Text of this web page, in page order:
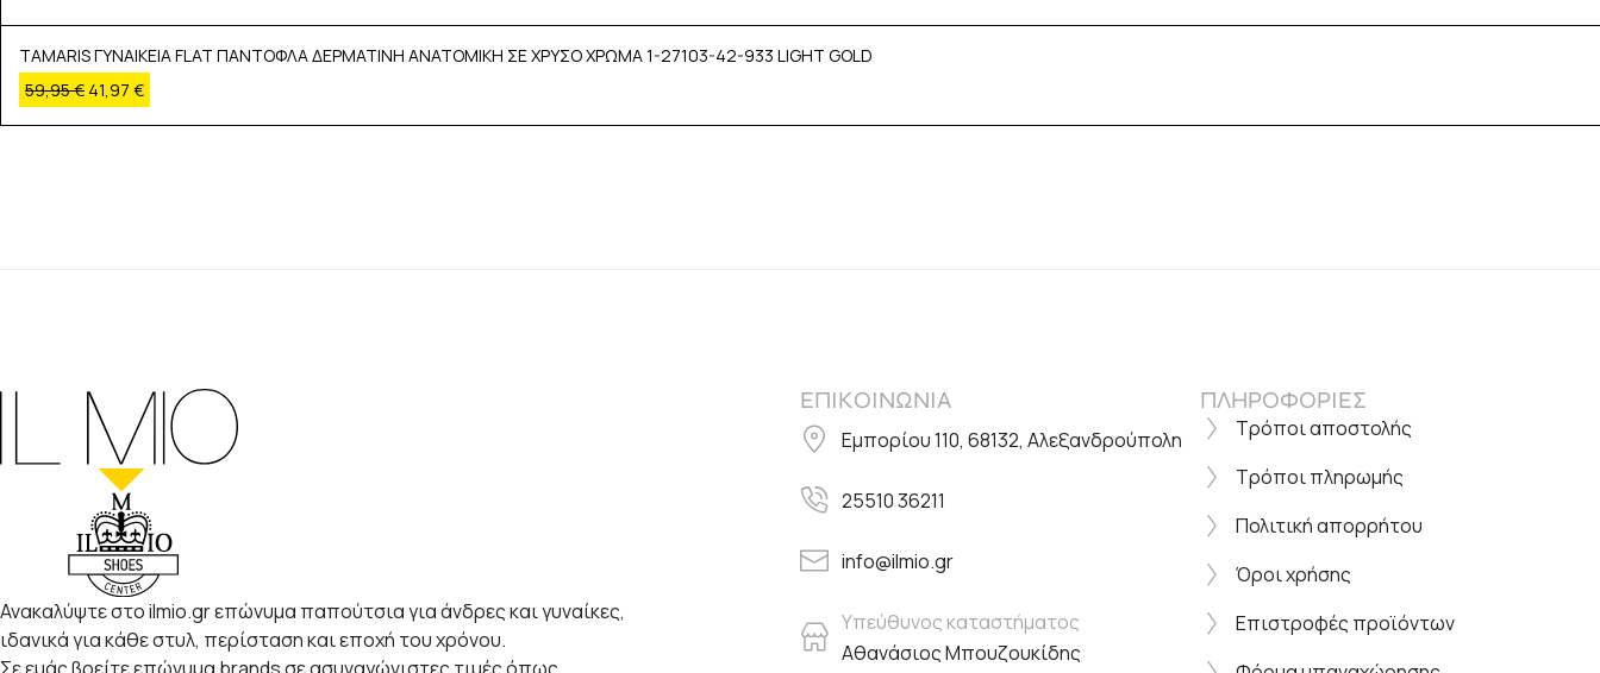
TAMARIS ΓΥΝΑΙΚΕΙΑ FLAT ΠΑΝΤΟΦΛΑ ΔΕΡΜΑΤΙΝΗ ΑΝΑΤΟΜΙΚΗ ΣΕ ΧΡΥΣΟ ΧΡΩΜΑ 1-27103-42-933 LIGHT GOLD
59,95€ 41,97 €
Ανακαλύψτε στο ilmio.gr επώνυμα παπούτσια για άνδρες και γυναίκες,
ιδανικά για κάθε στυλ, περίσταση και εποχή του χρόνου.
ΕΠΙΚΟΙΝΩΝΙΑ
Εμπορίου 110, 68132, Αλεξανδρούπολη
25510 36211
info@ilmio.gr
Υπεύθυνος καταστήματος
Αθανάσιος Μπουζουκίδης
ΠΛΗΡΟΦΟΡΙΕΣ
Τρόποι αποστολής
Τρόποι πληρωμής
Πολιτική απορρήτου
Όροι χρήσης
Επιστροφές προϊόντων